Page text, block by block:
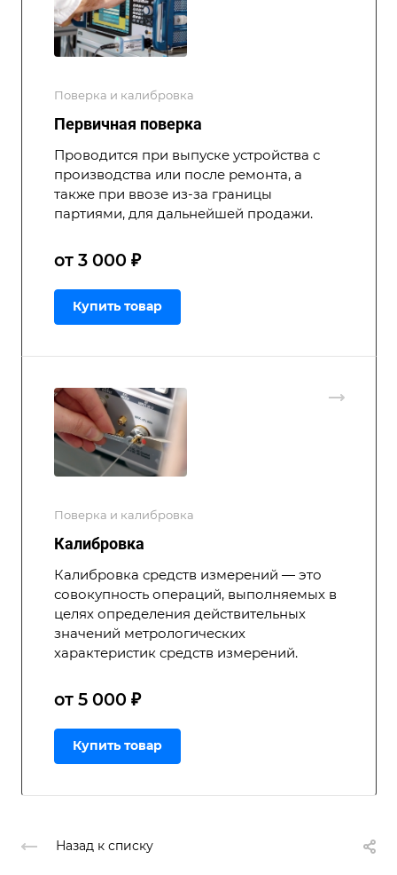
Поверка и калибровка
Первичная поверка
Проводится при выпуске устройства с
производства или после ремонта, а
также при ввозе из-за границы
партиями, для дальнейшей продажи.
от 3 000 ₽
Купить товар
Поверка и калибровка
Калибровка
Калибровка средств измерений — это
совокупность операций, выполняемых в
целях определения действительных
значений метрологических
характеристик средств измерений.
от 5 000 ₽
Купить товар
Назад к списку